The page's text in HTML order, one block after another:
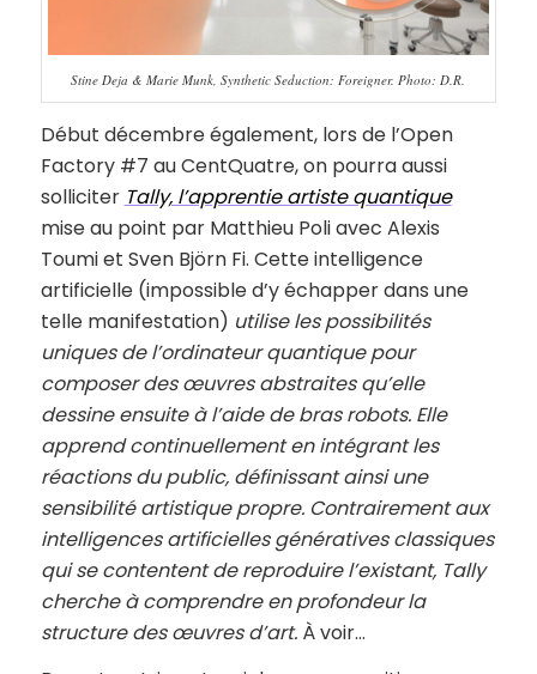
Stine Deja & Marie Munk, Synthetic Seduction: Foreigner. Photo: D.R.
Début décembre également, lors de l’Open
Factory #7 au CentQuatre, on pourra aussi
solliciter Tally, l’apprentie artiste quantique
mise au point par Matthieu Poli avec Alexis
Toumi et Sven Björn Fi. Cette intelligence
artificielle (impossible d’y échapper dans une
telle manifestation) utilise les possibilités
uniques de l’ordinateur quantique pour
composer des œuvres abstraites qu’elle
dessine ensuite à l’aide de bras robots. Elle
apprend continuellement en intégrant les
réactions du public, définissant ainsi une
sensibilité artistique propre. Contrairement aux
intelligences artificielles génératives classiques
qui se contentent de reproduire l’existant, Tally
cherche à comprendre en profondeur la
structure des œuvres d’art.À voir…